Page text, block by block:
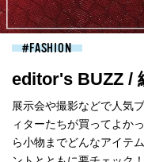
FASHION
editor's BUZZ /
展示会や撮影などで人気
ィターたちが買ってよか
ら小物までどんなアイテ